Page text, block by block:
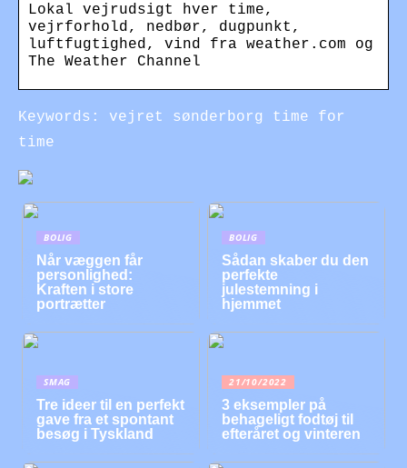
Lokal vejrudsigt hver time,
vejrforhold, nedbør, dugpunkt,
luftfugtighed, vind fra weather.com og
The Weather Channel
Keywords: vejret sønderborg time for
time
BOLIG
Når væggen får
personlighed:
Kraften i store
portrætter
BOLIG
Sådan skaber du den
perfekte
julestemning i
hjemmet
SMAG
Tre ideer til en perfekt
gave fra et spontant
besøg i Tyskland
21/10/2022
3 eksempler på
behageligt fodtøj til
efteråret og vinteren